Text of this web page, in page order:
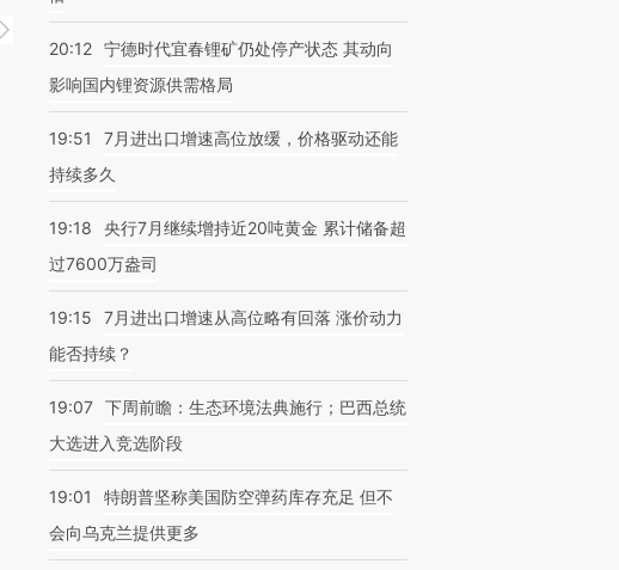
马航飞行员跨国走私7万
粒摇头丸 尿检体内含3种
视线｜被称为“蟑螂”的印
度Z世代 用街头抗争将教
视线｜“入侵”还是“人道危
机”？难民潮撕裂西班牙
20:12 宁德时代宜春锂矿仍处停产状态 其动向
影响国内锂资源供需格局
19:51
7月进出口增速高位放缓，价格驱动还能
持续多久
19:18
央行7月继续增持近20吨黄金 累计储备超
过7600万盎司
19:15
7月进出口增速从高位略有回落 涨价动力
能否持续？
19:07 下周前瞻：生态环境法典施行；巴西总统
大选进入竞选阶段
19:01
特朗普坚称美国防空弹药库存充足 但不
会向乌克兰提供更多